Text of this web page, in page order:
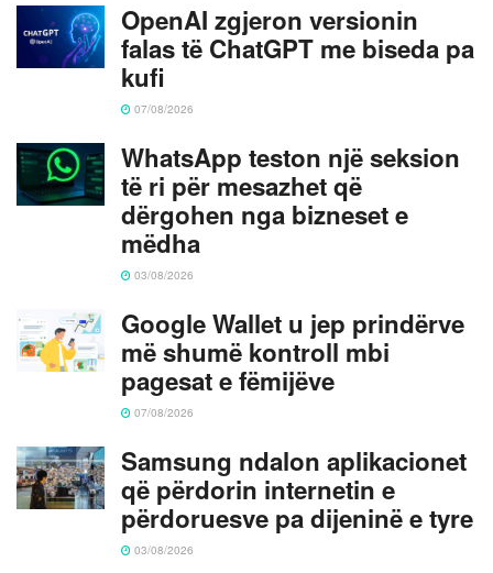
OpenAI zgjeron versionin
falas të ChatGPT me biseda pa
kufi
07/08/2026
WhatsApp teston një seksion
të ri për mesazhet që
dërgohen nga bizneset e
mëdha
03/08/2026
Google Wallet u jep prindërve
më shumë kontroll mbi
pagesat e fëmijëve
07/08/2026
Samsung ndalon aplikacionet
që përdorin internetin e
përdoruesve pa dijeninë e tyre
03/08/2026